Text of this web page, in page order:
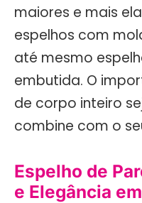
maiores e mais
espelhos com
até mesmo
embutida. O
de corpo inteiro
combine com o
Espelho de
e Elegância